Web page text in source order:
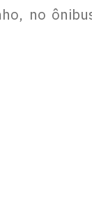
no